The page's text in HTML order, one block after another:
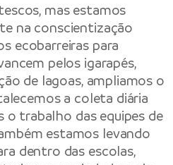
mas estamos
na conscientização
ecobarreiras para
pelos igarapés,
de lagoas, ampliamos o
a coleta diária
o trabalho das equipes de
estamos levando
dentro das escolas,